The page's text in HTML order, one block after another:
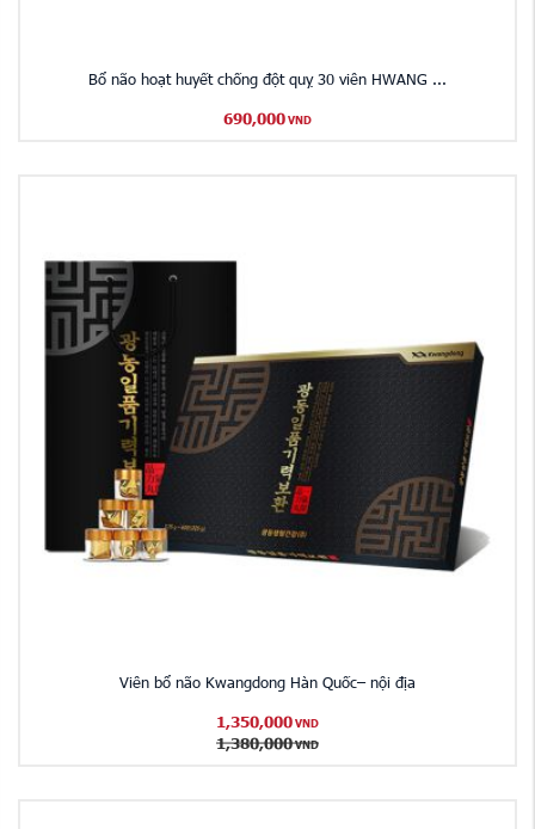
Bổ não hoạt huyết chống đột quỵ 30 viên HWANG ...
690,000 VND
Viên bổ não Kwangdong Hàn Quốc– nội địa
1,350,000 VND
1,380,000 VND